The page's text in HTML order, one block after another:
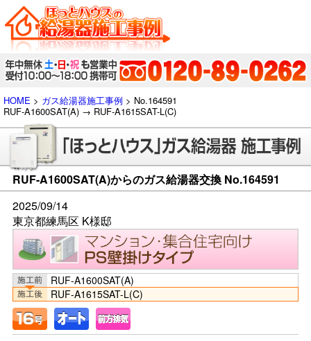
HOME > ガス給湯器施工事例 > No.164591
RUF-A1600SAT(A) → RUF-A1615SAT-L(C)
RUF-A1600SAT(A)からのガス給湯器交換 No.164591
2025/09/14
東京都練馬区 K様邸
RUF-A1600SAT(A)
RUF-A1615SAT-L(C)